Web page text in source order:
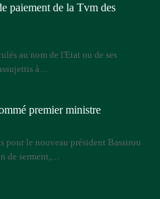
paiement de la Tvm des
au nom de l'Etat ou de ses
à…
premier ministre
pour le nouveau président Bassirou
de serment,…